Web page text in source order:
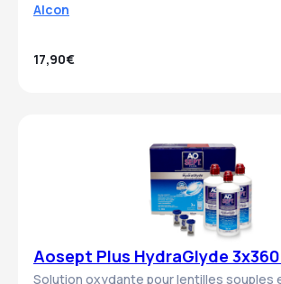
Alcon
17,90€
Aosept Plus HydraGlyde
Solution oxydante pour lentilles souples